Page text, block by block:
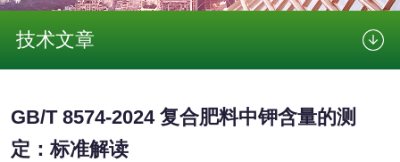
技术文章
GB/T 8574-2024 复合肥料中钾含量的测
定：标准解读
化妆品毒理测试
验